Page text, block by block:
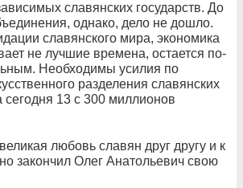
славянских государств. До
однако, дело не дошло.
славянского мира, экономика
не лучшие времена, остается по-
Необходимы усилия по
разделения славянских
сегодня 13 с 300 миллионов
любовь славян друг другу и к
закончил Олег Анатольевич свою